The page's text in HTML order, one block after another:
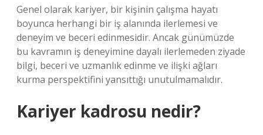
Genel olarak kariyer, bir kişinin çalışma hayatı
boyunca herhangi bir iş alanında ilerlemesi ve
deneyim ve beceri edinmesidir. Ancak günümüzde
bu kavramın iş deneyimine dayalı ilerlemeden ziyade
bilgi, beceri ve uzmanlık edinme ve ilişki ağları
kurma perspektifini yansıttığı unutulmamalıdır.
Kariyer kadrosu nedir?